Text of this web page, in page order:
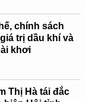
chính sách
trị dầu khí và
khơi
Thị Hà tái đắc